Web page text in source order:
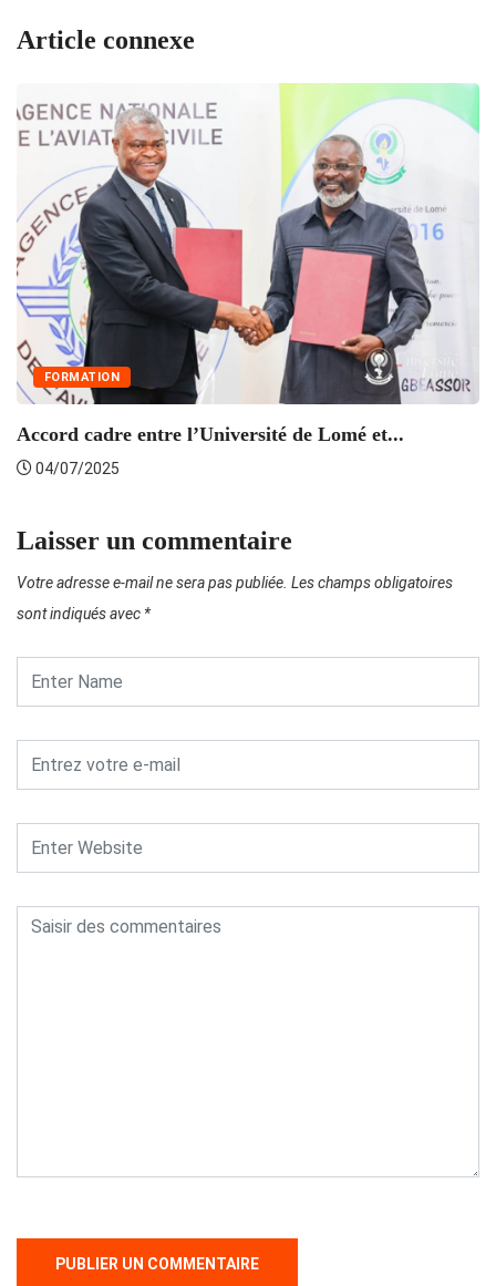
Article connexe
FORMATION
Accord cadre entre l’Université de Lomé et...
04/07/2025
Laisser un commentaire
Votre adresse e-mail ne sera pas publiée. Les champs obligatoires
sont indiqués avec *